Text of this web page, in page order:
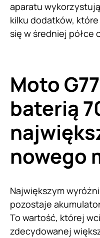
aparatu
kilku dodatków,
się w średniej półce
Moto
baterią
nowego
Największym
pozostaje
To wartość, której
zdecydowanej